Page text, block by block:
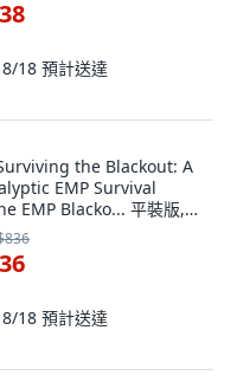
8/18 預計送達
the Blackout: A
EMP Survival
EMP Blacko... 平裝版,
Published, 英文
8/18 預計送達